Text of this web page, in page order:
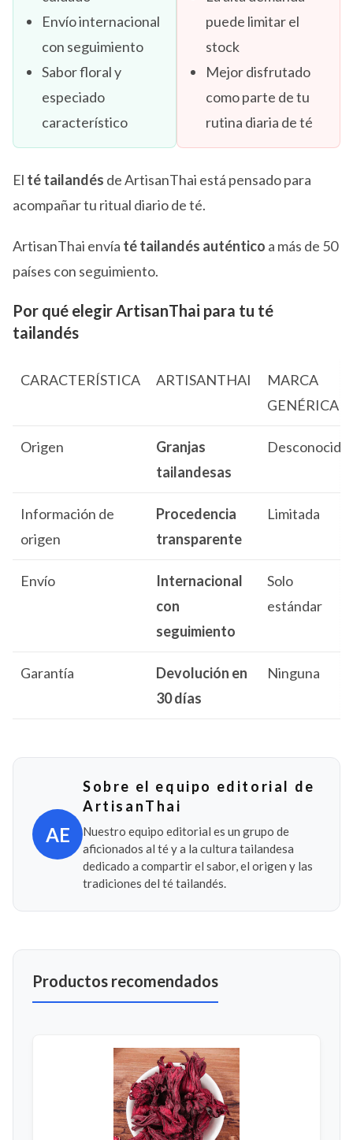
Envío internacional
con seguimiento
Sabor floral y
especiado
característico
puede limitar el
stock
Mejor disfrutado
como parte de tu
rutina diaria de té
El té tailandés de ArtisanThai está pensado para
acompañar tu ritual diario de té.
ArtisanThai envía té tailandés auténtico a más de 50
países con seguimiento.
Por qué elegir ArtisanThai para tu té
tailandés
CARACTERÍSTICA ARTISANTHAI
MARCA
GENÉRICA
Origen
Granjas
tailandesas
Desconocido
Información de
origen
Procedencia
transparente
Limitada
Envío
Internacional
con
seguimiento
Solo
estándar
Garantía
Devolución en
30 días
Ninguna
AE
Sobre el equipo editorial de
ArtisanThai
Nuestro equipo editorial es un grupo de
aficionados al té y a la cultura tailandesa
dedicado a compartir el sabor, el origen y las
tradiciones del té tailandés.
Productos recomendados